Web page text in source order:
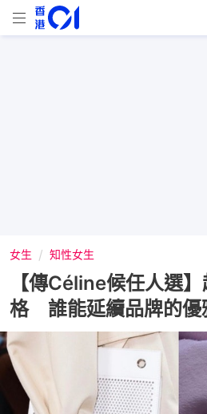
女生 知性女生
【傳Céline候任人選
格 誰能延續品牌的優